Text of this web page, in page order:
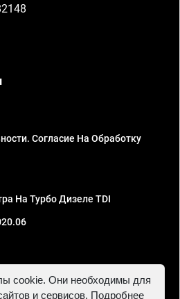
Согласие На Обработку
На Турбо Дизеле TDI
ИНН 781302555843,
cookie. Они необходимы для
и сервисов. Подробнее